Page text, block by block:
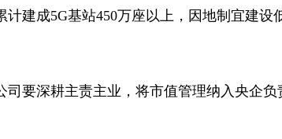
建成5G基站450万座以上，因地制宜建设
司要深耕主责主业，将市值管理纳入央企负